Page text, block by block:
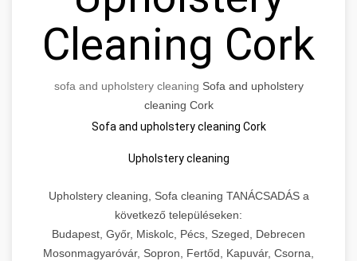
Cleaning Cork
sofa and upholstery cleaning Sofa and upholstery
cleaning Cork
Sofa and upholstery cleaning Cork
Upholstery cleaning
Upholstery cleaning, Sofa cleaning TANÁCSADÁS a
következő településeken:
Budapest, Győr, Miskolc, Pécs, Szeged, Debrecen
Mosonmagyaróvár, Sopron, Fertőd, Kapuvár, Csorna,